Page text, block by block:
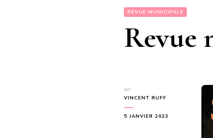
REVUE MUNICIPALE
Revue
par
VINCENT RUFF
5 JANVIER 2023